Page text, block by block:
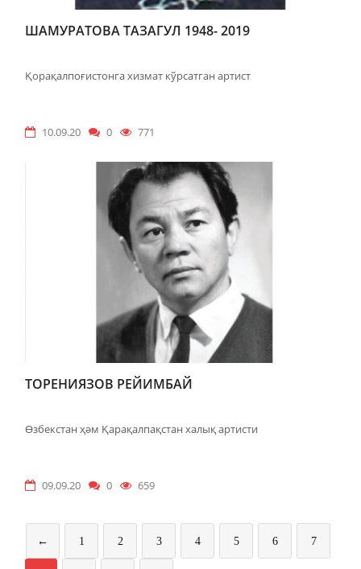
ШАМУРАТОВА ТАЗАГУЛ 1948- 2019
Қорақалпоғистонга хизмат кўрсатган артист
10.09.20 0 771
ТОРЕНИЯЗОВ РЕЙИМБАЙ
Өзбекстан ҳәм Қарақалпақстан халық артисти
09.09.20 0 659
← 1 2 3 4 5 6 7